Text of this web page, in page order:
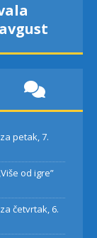
petak, 7.
od igre”
četvrtak, 6.